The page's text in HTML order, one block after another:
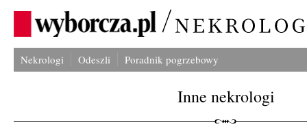
Nekrologi Odeszli Poradnik pogrzebowy
Inne nekrologi